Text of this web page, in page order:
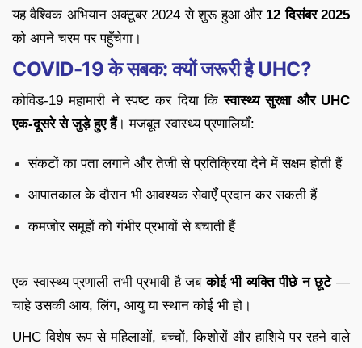
यह वैश्विक अभियान अक्टूबर 2024 से शुरू हुआ और 12 दिसंबर 2025
को अपने चरम पर पहुँचेगा।
COVID-19 के सबक: क्यों जरूरी है UHC?
कोविड-19 महामारी ने स्पष्ट कर दिया किस्वास्थ्य सुरक्षा और UHC
एक-दूसरे से जुड़े हुए हैं। मजबूत स्वास्थ्य प्रणालियाँ:
संकटों का पता लगाने और तेजी से प्रतिक्रिया देने में सक्षम होती हैं
आपातकाल के दौरान भी आवश्यक सेवाएँ प्रदान कर सकती हैं
कमजोर समूहों को गंभीर प्रभावों से बचाती हैं
एक स्वास्थ्य प्रणाली तभी प्रभावी है जबकोई भी व्यक्ति पीछे न छूटे—
चाहे उसकी आय, लिंग, आयु या स्थान कोई भी हो।
UHC विशेष रूप से महिलाओं, बच्चों, किशोरों और हाशिये पर रहने वाले